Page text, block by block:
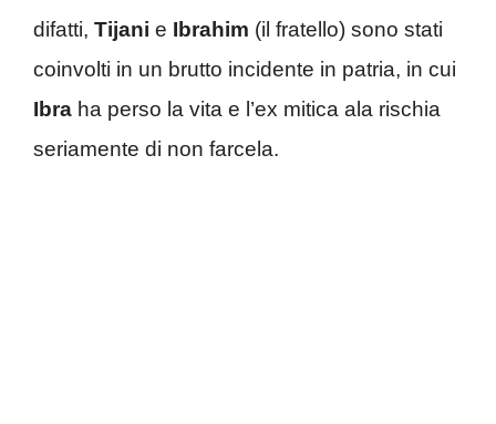
difatti, Tijani e Ibrahim (il fratello) sono stati
coinvolti in un brutto incidente in patria, in cui
Ibra ha perso la vita e l’ex mitica ala rischia
seriamente di non farcela.